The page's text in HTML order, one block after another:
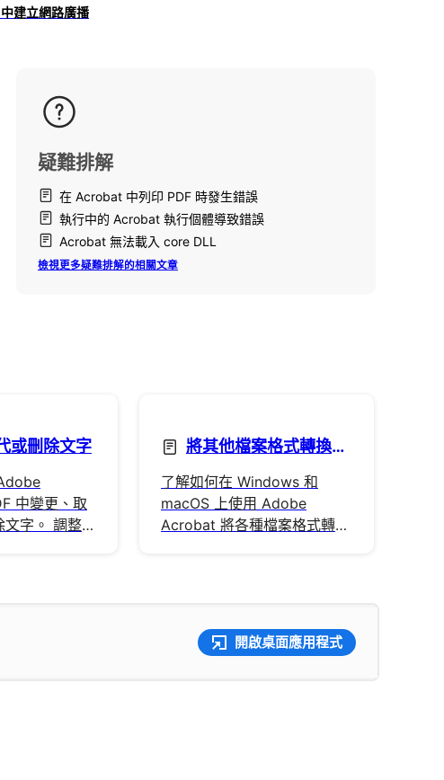
建立網路廣播
疑難排解
在 Acrobat 中列印 PDF 時發生錯誤
執行中的 Acrobat 執行個體導致錯誤
Acrobat 無法載入 core DLL
檢視更多疑難排解的相關文章
或刪除文字
中變更、取
字。 調整字
將其他檔案格式轉換為
了解如何在 Windows 和
macOS 上使用 Adobe
Acrobat 將各種檔案格式轉換
開啟桌面應用程式